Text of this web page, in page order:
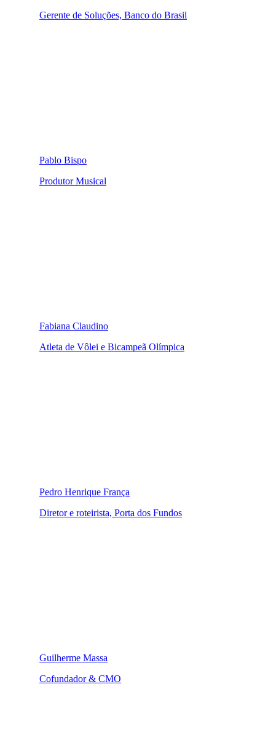
Gerente de Soluções, Banco do Brasil
Pablo Bispo
Produtor Musical
Fabiana Claudino
Atleta de Vôlei e Bicampeã Olímpica
Pedro Henrique França
Diretor e roteirista, Porta dos Fundos
Guilherme Massa
Cofundador & CMO